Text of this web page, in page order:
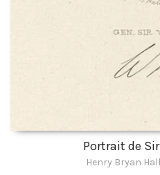
Portrait de
Henry Bryan